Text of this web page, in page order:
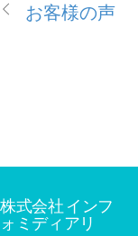
お客様の声
株式会社 インフ
ォミディアリ